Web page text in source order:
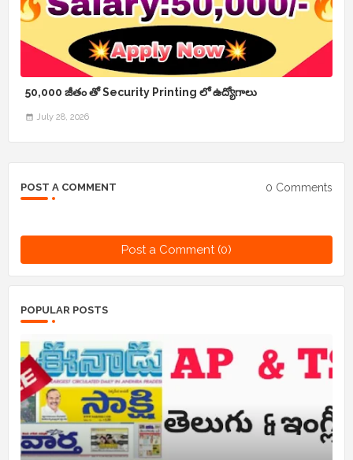
50,000 జీతం తో Security Printing లో ఉద్యోగాలు
July 28, 2026
POST A COMMENT 0 Comments
Post a Comment (0)
POPULAR POSTS